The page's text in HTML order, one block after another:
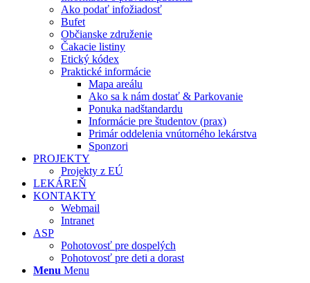
Ako podať infožiadosť
Bufet
Občianske združenie
Čakacie listiny
Etický kódex
Praktické informácie
Mapa areálu
Ako sa k nám dostať & Parkovanie
Ponuka nadštandardu
Informácie pre študentov (prax)
Primár oddelenia vnútorného lekárstva
Sponzori
PROJEKTY
Projekty z EÚ
LEKÁREŇ
KONTAKTY
Webmail
Intranet
ASP
Pohotovosť pre dospelých
Pohotovosť pre deti a dorast
Menu Menu